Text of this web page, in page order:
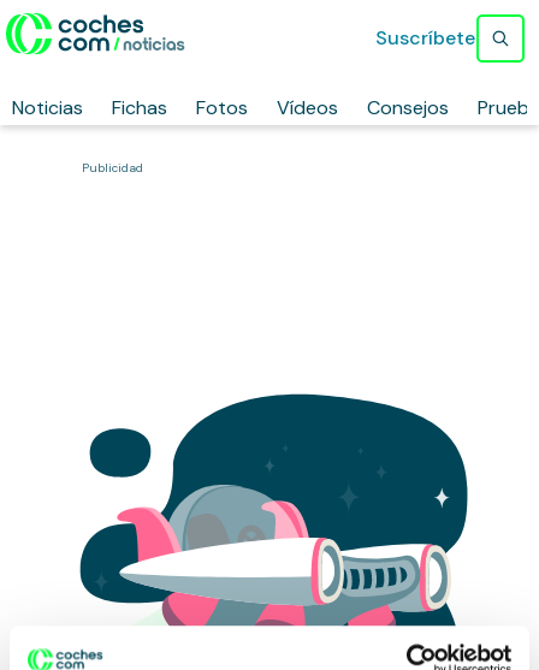
Noticias Fichas Fotos Vídeos Consejos
Suscríbete
Publicidad